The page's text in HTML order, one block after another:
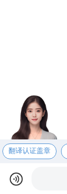
翻译认证盖章